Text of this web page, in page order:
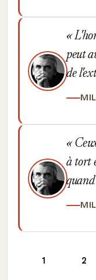
peut
de
à tort
1 2